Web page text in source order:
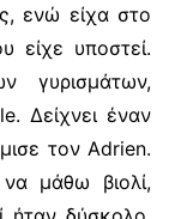
ενώ είχα στο
είχε υποστεί.
γυρισμάτων,
. Δείχνει έναν
τον Adrien.
μάθω βιολί,